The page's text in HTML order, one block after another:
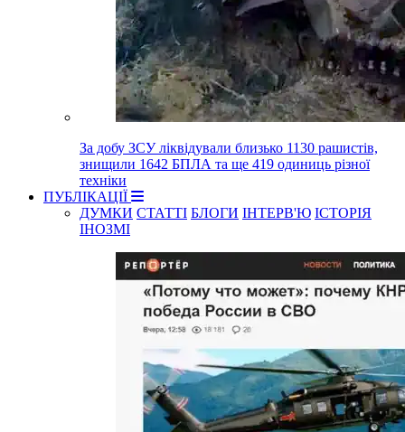
За добу ЗСУ ліквідували близько 1130 рашистів,
знищили 1642 БПЛА та ще 419 одиниць різної
техніки
ПУБЛІКАЦІЇ
ДУМКИ СТАТТІ БЛОГИ ІНТЕРВ'Ю ІСТОРІЯ
ІНОЗМІ